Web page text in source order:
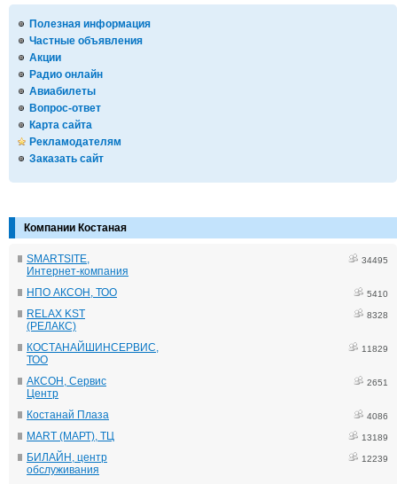
Полезная информация
Частные объявления
Акции
Радио онлайн
Авиабилеты
Вопрос-ответ
Карта сайта
Рекламодателям
Заказать сайт
Компании Костаная
SMARTSITE,
Интернет-компания
34495
НПО АКСОН, ТОО 5410
RELAX KST
(РЕЛАКС)
8328
КОСТАНАЙШИНСЕРВИС,
ТОО
11829
АКСОН, Сервис
Центр
2651
Костанай Плаза 4086
MART (МАРТ), ТЦ 13189
БИЛАЙН, центр
обслуживания
12239